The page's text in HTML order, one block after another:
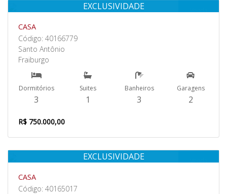
Venda
EXCLUSIVIDADE
CASA
Código: 40166779
Santo Antônio
Fraiburgo
Dormitórios
3
Suites
1
Banheiros
3
Garagens
2
R$ 750.000,00
Venda
EXCLUSIVIDADE
CASA
Código: 40165017